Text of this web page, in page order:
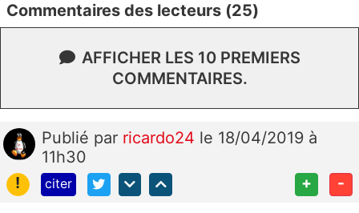
Commentaires des lecteurs (25)
AFFICHER LES 10 PREMIERS
COMMENTAIRES.
Publié par ricardo24 le 18/04/2019 à
11h30
!
citer + -